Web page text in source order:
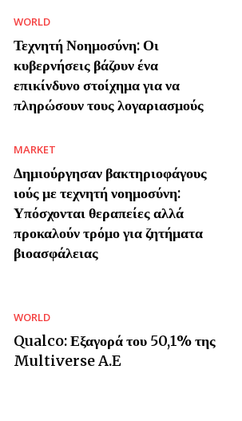
WORLD
Τεχνητή Νοημοσύνη: Οι
κυβερνήσεις βάζουν ένα
επικίνδυνο στοίχημα για να
πληρώσουν τους λογαριασμούς
MARKET
Δημιούργησαν βακτηριοφάγους
ιούς με τεχνητή νοημοσύνη:
Υπόσχονται θεραπείες αλλά
προκαλούν τρόμο για ζητήματα
βιοασφάλειας
WORLD
Qualco: Εξαγορά του 50,1% της
Multiverse A.E